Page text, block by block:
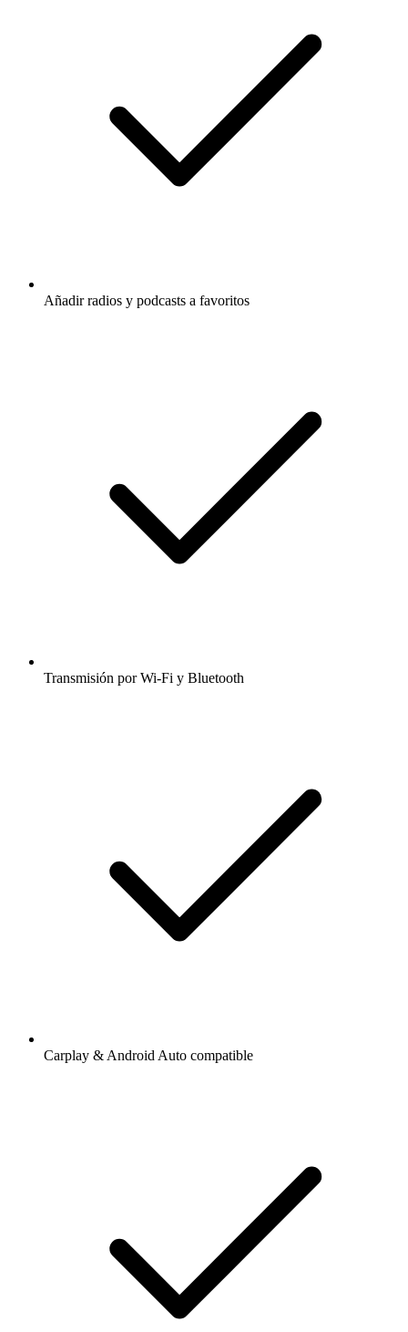
Añadir radios y podcasts a favoritos
Transmisión por Wi-Fi y Bluetooth
Carplay & Android Auto compatible